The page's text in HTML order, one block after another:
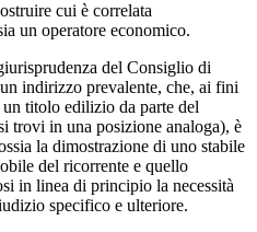
cui è correlata
un operatore economico.
del Consiglio di
indirizzo prevalente, che, ai fini
titolo edilizio da parte del
trovi in una posizione analoga), è
la dimostrazione di uno stabile
del ricorrente e quello
in linea di principio la necessità
specifico e ulteriore.